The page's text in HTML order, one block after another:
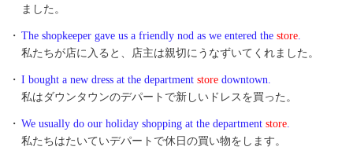
ました。
・ The shopkeeper gave us a friendly nod as we entered the store.
私たちが店に入ると、店主は親切にうなずいてくれました。
・ I bought a new dress at the department store downtown.
私はダウンタウンのデパートで新しいドレスを買った。
・ We usually do our holiday shopping at the department store.
私たちはたいていデパートで休日の買い物をします。